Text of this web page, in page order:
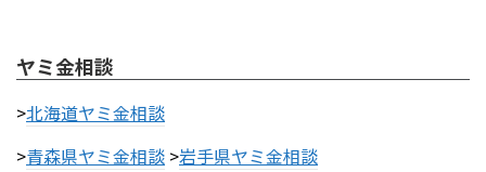
ヤミ金相談
>北海道ヤミ金相談
>青森県ヤミ金相談 >岩手県ヤミ金相談